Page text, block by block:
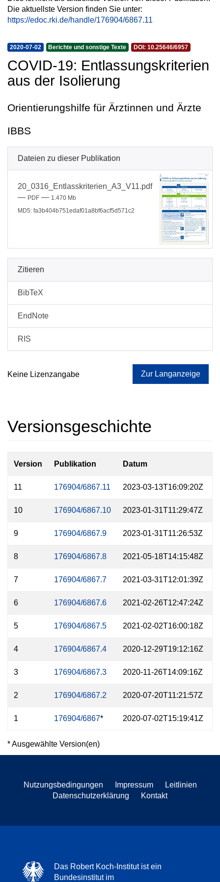
Die aktuellste Version finden Sie unter:
https://edoc.rki.de/handle/176904/6867.11
2020-07-02 Berichte und sonstige Texte DOI: 10.25646/6957
COVID-19: Entlassungskriterien
aus der Isolierung
Orientierungshilfe für Ärztinnen und Ärzte
IBBS
Dateien zu dieser Publikation
20_0316_Entlasskriterien_A3_V11.pdf
— PDF — 1.470 Mb
MD5: fa3b404b751edaf01a8bf6acf5d571c2
Zitieren
BibTeX
EndNote
RIS
Keine Lizenzangabe Zur Langanzeige
Versionsgeschichte
Version Publikation Datum
11 176904/6867.11 2023-03-13T16:09:20Z
10 176904/6867.10 2023-01-31T11:29:47Z
9 176904/6867.9 2023-01-31T11:26:53Z
8 176904/6867.8 2021-05-18T14:15:48Z
7 176904/6867.7 2021-03-31T12:01:39Z
6 176904/6867.6 2021-02-26T12:47:24Z
5 176904/6867.5 2021-02-02T16:00:18Z
4 176904/6867.4 2020-12-29T19:12:16Z
3 176904/6867.3 2020-11-26T14:09:16Z
2 176904/6867.2 2020-07-20T11:21:57Z
1 176904/6867* 2020-07-02T15:19:41Z
* Ausgewählte Version(en)
Nutzungsbedingungen Impressum
Leitlinien
Datenschutzerklärung
Kontakt
Das Robert Koch-Institut ist ein
Bundesinstitut im